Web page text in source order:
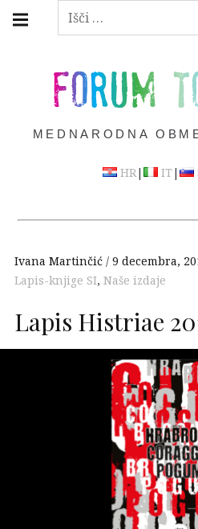
Išči:
Skip
FORUM
MEDNARODNA
HR| IT |
navigation
Ivana Martinčić 9 decembra,
Lapis-knjige SI, Naše izdaje
Lapis Histriae